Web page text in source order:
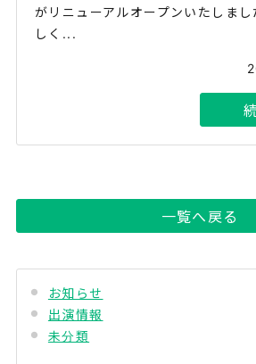
がリニューアルオープンいたしま
しく...
一覧へ戻る
お知らせ
出演情報
未分類